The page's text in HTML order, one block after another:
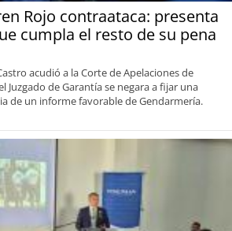
Rojo contraataca: presenta
cumpla el resto de su pena
acudió a la Corte de Apelaciones de
Juzgado de Garantía se negara a fijar una
de un informe favorable de Gendarmería.